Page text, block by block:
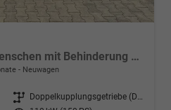
Selection Angebot f. Menschen mit Behinderung ab 50 %! 1.5 TSI Mild-Hybrid 150PS DSG, 17" Alu, Parksensoren v/h, Rückfahrkamera, 3-Zonen-Climatronic, SunSet, Sitzheizung, Side Assist, Fernlicht-Assist, Tempomat, Infotainment 10" + Smartlink, Virtual Cockpit, Tempo
Neuwagen
Getriebe
Doppelkupplungsgetriebe (DSG)